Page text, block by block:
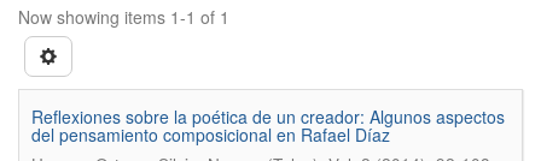
Now showing items 1-1 of 1
Reflexiones sobre la poética de un creador: Algunos aspectos
del pensamiento composicional en Rafael Díaz